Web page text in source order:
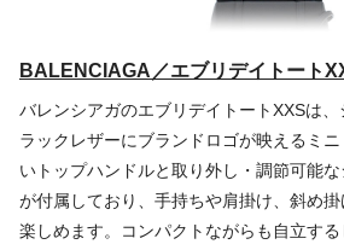
BALENCIAGA／エブリデイトート
バレンシアガのエブリデイトートXXSは
ラックレザーにブランドロゴが映えるミ
いトップハンドルと取り外し・調節可能
が付属しており、手持ちや肩掛け、斜め
楽しめます。コンパクトながらも自立す